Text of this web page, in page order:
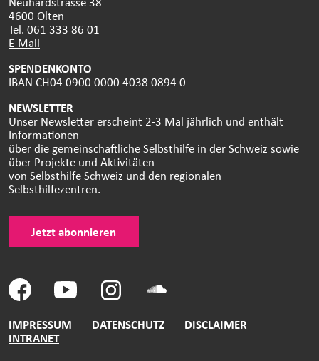
4600 Olten
Tel. 061 333 86 01
E-Mail
SPENDENKONTO
IBAN CH04 0900 0000 4038 0894 0
NEWSLETTER
Unser Newsletter erscheint 2-3 Mal jährlich und enthält
Informationen
über die gemeinschaftliche Selbsthilfe in der Schweiz sowie
über Projekte und Aktivitäten
von Selbsthilfe Schweiz und den regionalen
Selbsthilfezentren.
Jetzt abonnieren
IMPRESSUM DATENSCHUTZ
DISCLAIMER
INTRANET